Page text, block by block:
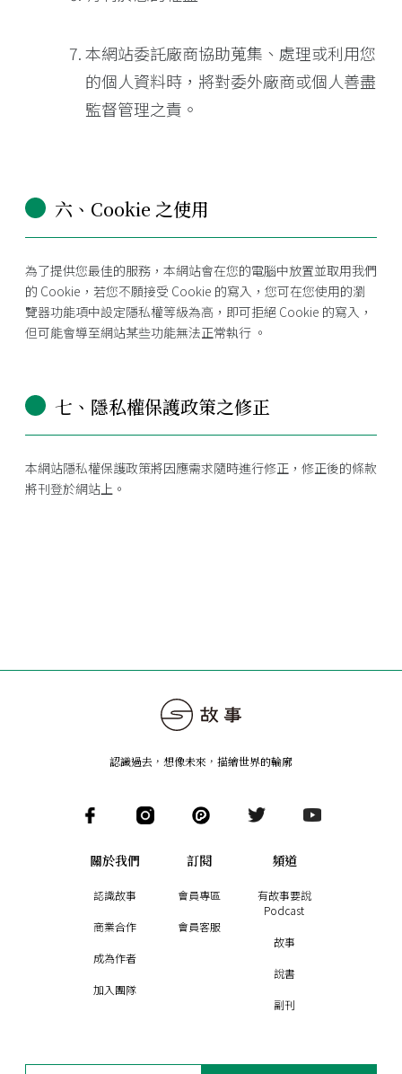
本網站委託廠商協助蒐集、處理或利用您
的個人資料時，將對委外廠商或個人善盡
監督管理之責。
六、Cookie 之使用
為了提供您最佳的服務，本網站會在您的電腦中放置並取用我們
的 Cookie，若您不願接受 Cookie 的寫入，您可在您使用的瀏
覽器功能項中設定隱私權等級為高，即可拒絕 Cookie 的寫入，
但可能會導至網站某些功能無法正常執行 。
七、隱私權保護政策之修正
本網站隱私權保護政策將因應需求隨時進行修正，修正後的條款
將刊登於網站上。
認識過去，想像未來 ， 描繪世界的輪廓
關於我們
認識故事
商業合作
成為作者
加入團隊
訂閱
會員專區
會員客服
頻道
有故事要說
Podcast
故事
說書
副刊